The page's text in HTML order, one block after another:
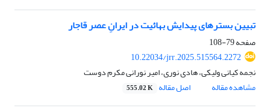
تبیین بسترهای پیدایش بهائیت در ایرانِ عصر قاجار
صفحه79-108
10.22034/jrr.2025.515564.2272
نجمه کیانی ولیکی، هادی نوری، امیر نورانی مکرم دوست
مشاهده مقاله
اصل مقاله 555.02 K